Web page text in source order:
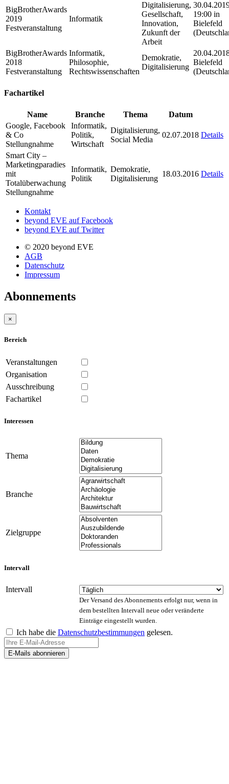
BigBrotherAwards
2019
Festveranstaltung
Informatik
Digitalisierung,
Gesellschaft,
Innovation,
Zukunft der
Arbeit
19:00 in
Bielefeld
BigBrotherAwards
2018
Festveranstaltung
Informatik,
Philosophie,
Rechtswissenschaften
Demokratie,
Digitalisierung
Bielefeld
Fachartikel
Name Branche Thema
Datum
Google, Facebook
& Co
Stellungnahme
Informatik,
Politik,
Wirtschaft
Digitalisierung,
Social Media
02.07.2018 Details
Smart City –
Marketingparadies
mit
Totalüberwachung
Stellungnahme
Informatik,
Politik
Demokratie,
Digitalisierung
18.03.2016 Details
Kontakt
beyond EVE auf Facebook
beyond EVE auf Twitter
© 2020 beyond EVE
AGB
Datenschutz
Impressum
Abonnements
×
Bereich
Veranstaltungen
Organisation
Ausschreibung
Fachartikel
Interessen
Thema
Branche
Zielgruppe
Intervall
Intervall
Der Versand des Abonnements erfolgt nur, wenn in
dem bestellten Intervall neue oder veränderte
Einträge eingestellt wurden.
Ich habe die Datenschutzbestimmungen gelesen.
E-Mails abonnieren